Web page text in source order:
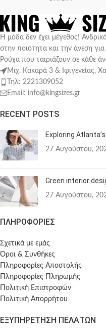
Η μόδα δεν έχει μέγεθος!
στην ποιότητα και την άνεση
Ρούχα που ταιριάζουν σε κάθε
Μιχ. Κακαρά 3 & Ιφιγενείας,
Τηλ: 2221309052
Email: info@kingsizes.gr
RECENT POSTS
Exploring
27 Αυγούστου,
Green interior
27 Αυγούστου,
ΠΛΗΡΟΦΟΡΙΕΣ
Σχετικά με εμάς
Όροι & Συνθήκες
Πληροφορίες Αποστολής
Πληροφορίες Πληρωμής
Πολιτική Επιστροφών
Πολιτική Απορρήτου
ΕΞΥΠΗΡΕΤΗΣΗ ΠΕΛΑΤΩΝ